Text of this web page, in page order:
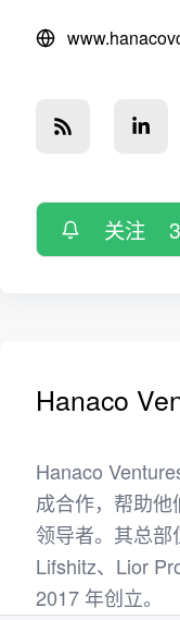
关注 3
Hanaco
Hanaco
成合作，帮助
领导者。其总
Lifshitz、Lior
2017 年创立。